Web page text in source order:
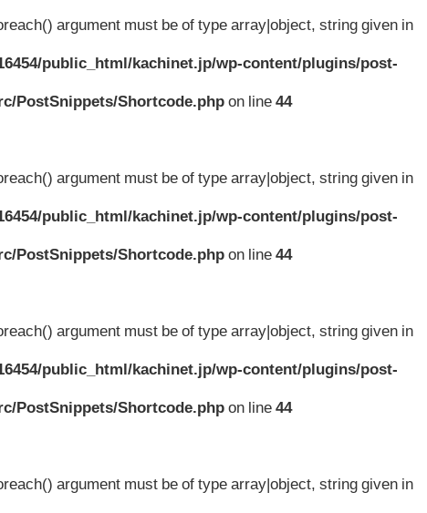
argument must be of type array|object, string given in
public_html/kachinet.jp/wp-content/plugins/post-
PostSnippets/Shortcode.php on line44
argument must be of type array|object, string given in
public_html/kachinet.jp/wp-content/plugins/post-
PostSnippets/Shortcode.php on line44
argument must be of type array|object, string given in
public_html/kachinet.jp/wp-content/plugins/post-
PostSnippets/Shortcode.php on line44
argument must be of type array|object, string given in